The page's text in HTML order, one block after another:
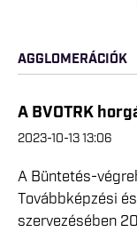
AGGLOMERÁCIÓK
A BVOTRK
2023-10-13 13:06
A Büntetés-
Továbbképzési
szervezésében